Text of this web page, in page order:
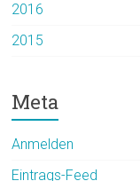
2016
2015
Meta
Anmelden
Eintrags-Feed